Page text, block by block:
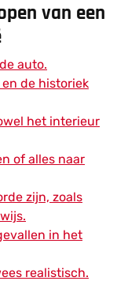
van een
auto.
de historiek
het interieur
of alles naar
zijn, zoals
in het
realistisch.